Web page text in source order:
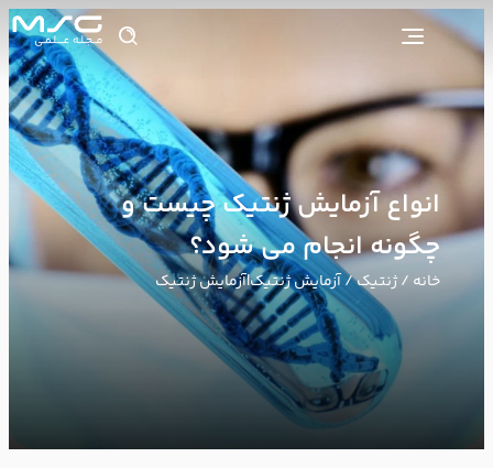
انواع آزمایش ژنتیک چیست و
چگونه انجام می شود؟
خانه /ژنتیک/ آزمایش ژنتیک|آزمایش ژنتیک